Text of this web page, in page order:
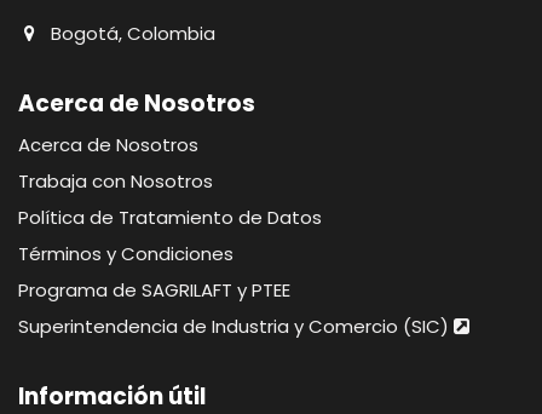
Bogotá, Colombia
Acerca de Nosotros
Acerca de Nosotros
Trabaja con Nosotros
Política de Tratamiento de Datos
Términos y Condiciones
Programa de SAGRILAFT y PTEE
Superintendencia de Industria y Comercio (SIC)
Información útil​​​